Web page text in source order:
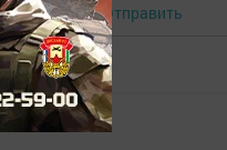
Отправить